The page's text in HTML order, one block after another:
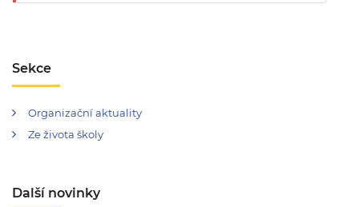
Sekce
Organizační aktuality
Ze života školy
Další novinky